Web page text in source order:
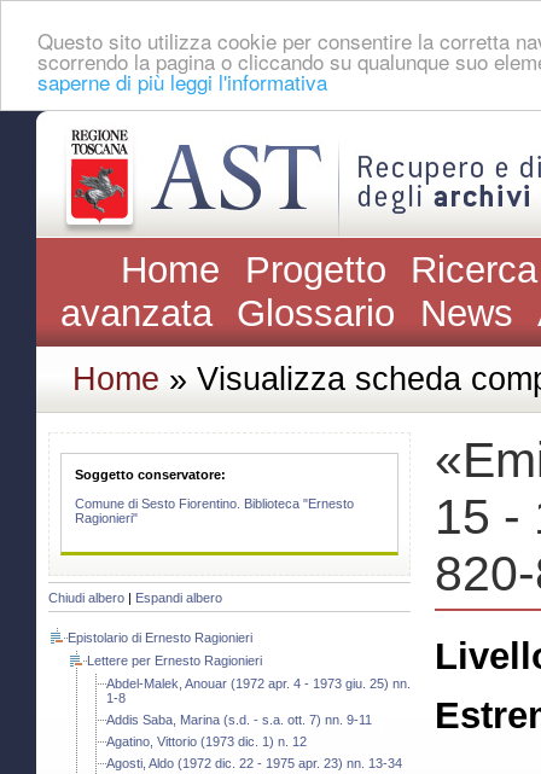
Questo sito utilizza cookie per consentire la corretta
scorrendo la pagina o cliccando su qualunque suo
saperne di più leggi l'informativa
Home Progetto
avanzata Glossario News
Home » Visualizza scheda
Soggetto conservatore:
Comune di Sesto Fiorentino. Biblioteca "Ernesto
Ragionieri"
Chiudi albero | Espandi albero
Epistolario di Ernesto Ragionieri
Lettere per Ernesto Ragionieri
Abdel-Malek, Anouar (1972 apr. 4 - 1973 giu. 25) nn.
1-8
Addis Saba, Marina (s.d. - s.a. ott. 7) nn. 9-11
Agatino, Vittorio (1973 dic. 1) n. 12
Agosti, Aldo (1972 dic. 22 - 1975 apr. 23) nn. 13-34
15 -